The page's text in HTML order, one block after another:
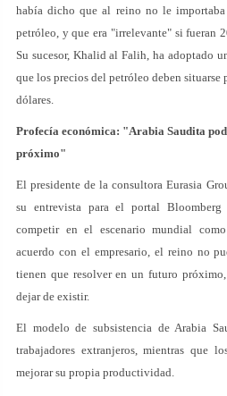
había dicho que al reino no le
petróleo, y que era "irrelevante" si fueran
Su sucesor, Khalid al Falih, ha adoptado
que los precios del petróleo deben
dólares.
Profecía económica: "Arabia Saudita
próximo"
El presidente de la consultora Eurasia
su entrevista para el portal
competir en el escenario mundial
acuerdo con el empresario, el reino no
tienen que resolver en un futuro
dejar de existir.
El modelo de subsistencia de Arabia
trabajadores extranjeros, mientras que
mejorar su propia productividad.